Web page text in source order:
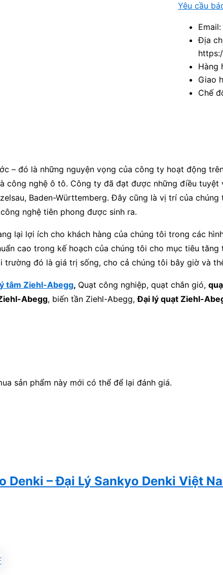
Yêu cầu
Địa
Hàng
Giao
Chế
– đó là những nguyện vọng của công ty hoạt động
công nghệ ô tô. Công ty đã đạt được những điều
Baden-Württemberg. Đây cũng là vị trí của
nghệ tiên phong được sinh ra.
lại lợi ích cho khách hàng của chúng tôi trong các
cao trong kế hoạch của chúng tôi cho mục tiêu
đó là giá trị sống, cho cả chúng tôi bây giờ và
tâm Ziehl-Abegg, Quạt công nghiệp, quạt chắn gió,
Abegg, biến tần Ziehl-Abegg,Đại lý quạt Ziehl-
sản phẩm này mới có thể để lại đánh giá.
Denki – Đại Lý Sankyo Denki Việt